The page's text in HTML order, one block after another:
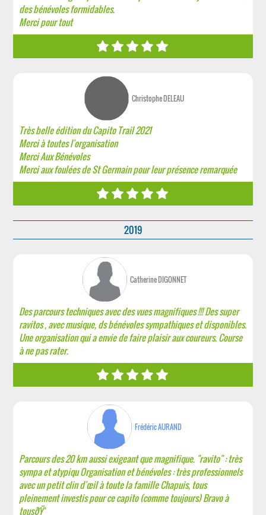
des bénévoles formidables.
Merci pour tout
Christophe DELEAU
Très belle édition du Capito Trail 2021
Merci à toutes l'organisation
Merci Aux Bénévoles
Merci aux foulées de St Germain pour leur présence remarquée
2019
Catherine DIGONNET
Des parcours techniques avec des vues magnifiques !!! Des super
ravitos , avec musique, ds bénévoles sympathiques et disponibles.
Une organisation qui a envie de faire plaisir aux coureurs. Course
à ne pas rater.
Frédéric AURAND
Parcours des 20 km aussi exigeant que magnifique. "ravito" : très
sympa et atypiqu Organisation et bénévoles : très professionnels
avec un petit clin d'œil à toute la famille Chapuis, tous
pleinement investis pour ce capito (comme toujours) Bravo à
tousðŸ‘